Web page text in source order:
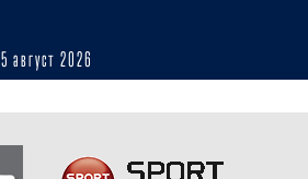
5 август 2026